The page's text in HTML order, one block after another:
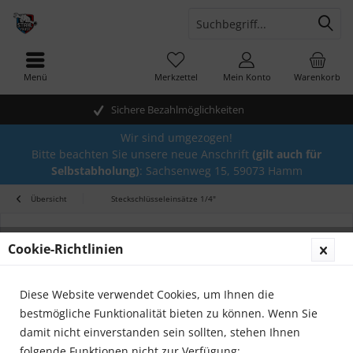
Sichere Bezahlmöglichkeiten
Warenkorb
Merkzettel Mein Konto
Menü
Wir sind umgezogen!
Bitte beachten Sie unsere neue Anschrift (gilt auch für
Selbstabholung): Sachsenweg 15, 59073 Hamm
Übersicht Steckschlüsseleinsätze 1/4"
Cookie-Richtlinien
Diese Website verwendet Cookies, um Ihnen die
bestmögliche Funktionalität bieten zu können. Wenn Sie
damit nicht einverstanden sein sollten, stehen Ihnen